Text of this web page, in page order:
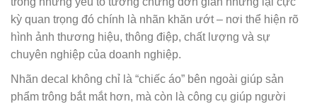
kỳ quan trọng đó chính là nhãn khăn ướt – nơi thể hiện rõ
hình ảnh thương hiệu, thông điệp, chất lượng và sự
chuyên nghiệp của doanh nghiệp.
Nhãn decal không chỉ là “chiếc áo” bên ngoài giúp sản
phẩm trông bắt mắt hơn, mà còn là công cụ giúp người